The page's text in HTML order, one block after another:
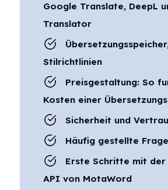
Google Translate, DeepL
Translator
Stilrichtlinien
Preisgestaltung: So
Kosten einer
Sicherheit und
Häufig gestellte
Erste Schritte mit der
API von MotaWord